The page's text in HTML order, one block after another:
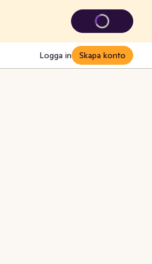
Logga in Skapa konto